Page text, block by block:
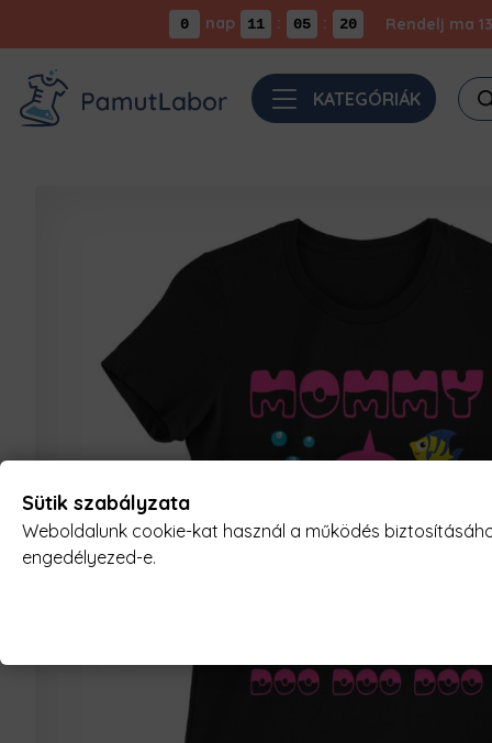
0 nap 11 : 05 : 20 Rendelj ma
KATEGÓRIÁK
Sütik szabályzata
Weboldalunk cookie-kat használ a működés
engedélyezed-e.